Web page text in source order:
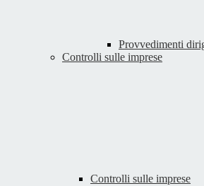
Provvedimenti
Controlli sulle imprese
Controlli sulle imprese